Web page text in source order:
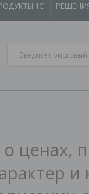
1С
ценах,